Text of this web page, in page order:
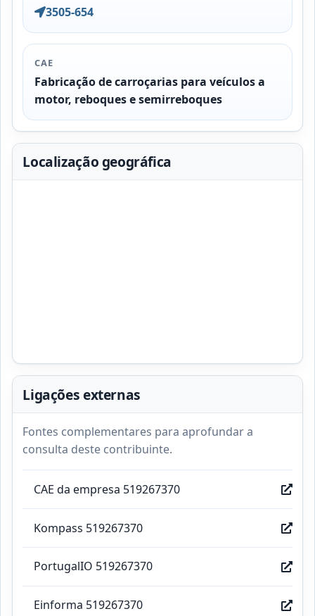
3505-654
CAE
Fabricação de carroçarias para veículos a
motor, reboques e semirreboques
Localização geográfica
Ligações externas
Fontes complementares para aprofundar a
consulta deste contribuinte.
CAE da empresa 519267370
Kompass 519267370
PortugalIO 519267370
Einforma 519267370